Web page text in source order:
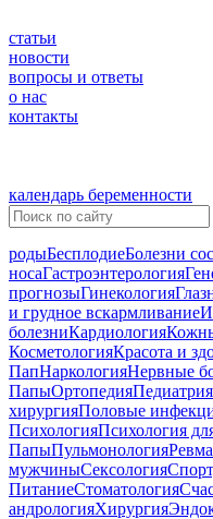
статьи
новости
вопросы и ответы
о нас
контакты
календарь беременности
родыБесплодиеБолезни
носаГастроэнтерология
прогнозыГинекология
и грудное вскармливание
болезниКардиология
КосметологияКрасота и
ПапНаркологияНервные
ПапыОртопедияПедиатрия
хирургияПоловые
ПсихологияПсихология
ПапыПульмонология
мужчиныСексология
ПитаниеСтоматология
андрологияХирургия